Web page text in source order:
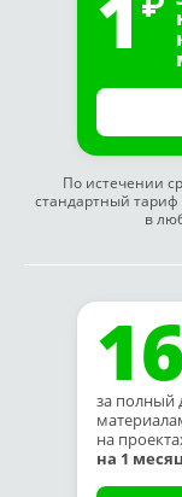
По истечении
стандартный
в
16
за полный
на
на 1